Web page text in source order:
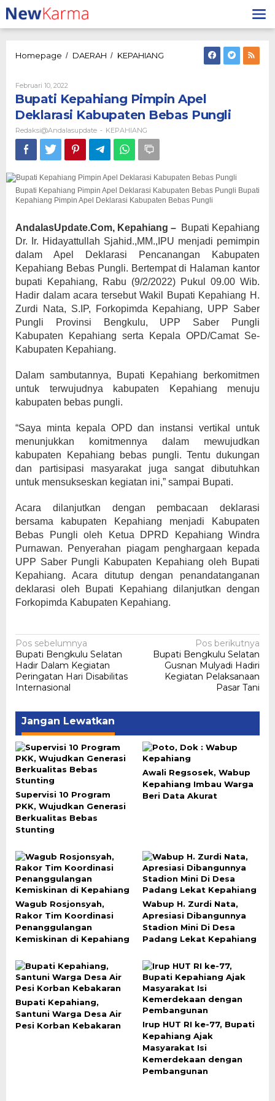
Lewati
ke
konten
Homepage / DAERAH / KEPAHIANG
Deklarasi
Kabupaten
Bebas
Februari 10, 2022
Redaksi@andalasupdate
Bupati Kepahiang Pimpin Apel
Deklarasi Kabupaten Bebas Pungli
Redaksi@andalasupdate - KEPAHIANG
Bupati Kepahiang Pimpin Apel Deklarasi Kabupaten Bebas Pungli Bupati
Kepahiang Pimpin Apel Deklarasi Kabupaten Bebas Pungli
AndalasUpdate.Com, Kepahiang – Bupati Kepahiang
Dr. Ir. Hidayattullah Sjahid.,MM.,IPU menjadi pemimpin
dalam Apel Deklarasi Pencanangan Kabupaten
Kepahiang Bebas Pungli. Bertempat di Halaman kantor
bupati Kepahiang, Rabu (9/2/2022) Pukul 09.00 Wib.
Hadir dalam acara tersebut Wakil Bupati Kepahiang H.
Zurdi Nata, S.IP, Forkopimda Kepahiang, UPP Saber
Pungli Provinsi Bengkulu, UPP Saber Pungli
Kabupaten Kepahiang serta Kepala OPD/Camat Se-
Kabupaten Kepahiang.
Dalam sambutannya, Bupati Kepahiang berkomitmen
untuk terwujudnya kabupaten Kepahiang menuju
kabupaten bebas pungli.
“Saya minta kepala OPD dan instansi vertikal untuk
menunjukkan komitmennya dalam mewujudkan
kabupaten Kepahiang bebas pungli. Tentu dukungan
dan partisipasi masyarakat juga sangat dibutuhkan
untuk mensukseskan kegiatan ini,” sampai Bupati.
Acara dilanjutkan dengan pembacaan deklarasi
bersama kabupaten Kepahiang menjadi Kabupaten
Bebas Pungli oleh Ketua DPRD Kepahiang Windra
Purnawan. Penyerahan piagam penghargaan kepada
UPP Saber Pungli Kabupaten Kepahiang oleh Bupati
Kepahiang. Acara ditutup dengan penandatanganan
deklarasi oleh Bupati Kepahiang dilanjutkan dengan
Forkopimda Kabupaten Kepahiang.
Navigasi
pos
Pos sebelumnya
Bupati Bengkulu Selatan
Hadir Dalam Kegiatan
Peringatan Hari Disabilitas
Internasional
Pos berikutnya
Bupati Bengkulu Selatan
Gusnan Mulyadi Hadiri
Kegiatan Pelaksanaan
Pasar Tani
Jangan Lewatkan
Supervisi 10 Program
PKK, Wujudkan Generasi
Berkualitas Bebas
Stunting
Awali Regsosek, Wabup
Kepahiang Imbau Warga
Beri Data Akurat
Wagub Rosjonsyah,
Rakor Tim Koordinasi
Penanggulangan
Kemiskinan di Kepahiang
Wabup H. Zurdi Nata,
Apresiasi Dibangunnya
Stadion Mini Di Desa
Padang Lekat Kepahiang
Bupati Kepahiang,
Santuni Warga Desa Air
Pesi Korban Kebakaran
Irup HUT RI ke-77, Bupati
Kepahiang Ajak
Masyarakat Isi
Kemerdekaan dengan
Pembangunan